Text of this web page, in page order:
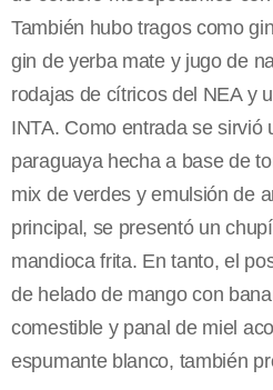
También hubo tragos como
gin de yerba mate y jugo de
rodajas de cítricos del NEA y
INTA. Como entrada se sirvió
paraguaya hecha a base de
mix de verdes y emulsión de
principal, se presentó un
mandioca frita. En tanto, el
de helado de mango con
comestible y panal de miel
espumante blanco, también